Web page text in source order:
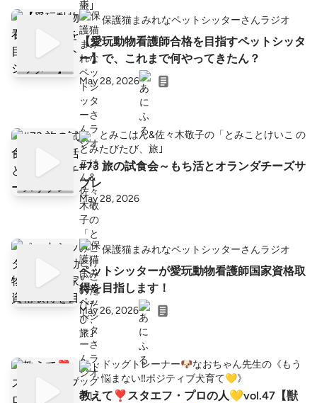
保護猫まみれなペットシッターさんラジオ
【愛玩動物看護師合格を目指すペットシッタ
ー】で、これまで何やってきたん？
May 28, 2026
とみこはん&佐々木敬子の「とみことけいこ の
たびたび、旅｣
#73 旅の試食会～もち活とオランダチーズサ
ブレ
May 28, 2026
保護猫まみれなペットシッターさんラジオ
ペットシッターが愛玩動物看護師国家資格取
得を目指します！
May 26, 2026
ドッグトレーナー🐶なおちゃん先生の《もう
悩まない‼️ポジティブ犬育て💛》
教えて❣️スタエフ・プロの人💛vol.47【獣